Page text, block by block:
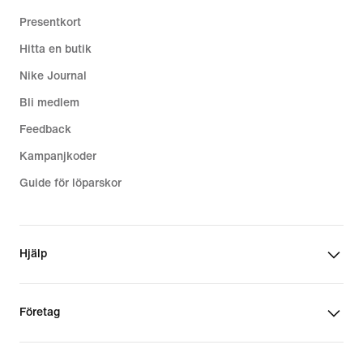
Presentkort
Hitta en butik
Nike Journal
Bli medlem
Feedback
Kampanjkoder
Guide för löparskor
Hjälp
Företag